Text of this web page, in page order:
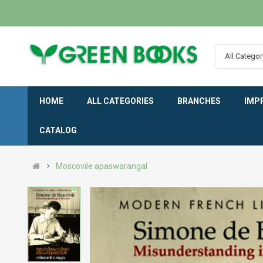
All
HOME ALL CATEGORIES BRANCHES
CATALOG
Moscovile apaswarangal